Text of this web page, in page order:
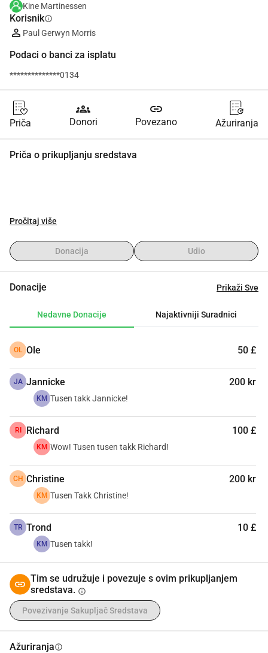
Kine Martinessen
Korisnikinfo
Paul Gerwyn Morris
Podaci o banci za isplatu
**************0134
Priča
groups
Donori
link
Povezano Ažuriranja
Priča o prikupljanju sredstava
Pročitaj više
Donacija Udio
Donacije Prikaži Sve
Nedavne Donacije Najaktivniji Suradnici
OL Ole 50 £
JA Jannicke 200 kr
KM Tusen takk Jannicke!
RI Richard 100 £
KM Wow! Tusen tusen takk Richard!
CH Christine 200 kr
KM Tusen Takk Christine!
TR Trond 10 £
KM Tusen takk!
Tim se udružuje i povezuje s ovim prikupljanjem
sredstava. info
Povezivanje Sakupljač Sredstava
Ažuriranjainfo